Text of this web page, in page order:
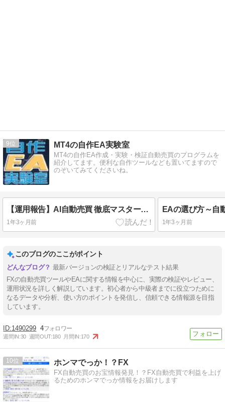
9 MT4の自作EA実験室
MT4の自作EA作成・実験・検証自動売買のプログラムを
紹介してます。便利な自作ツールなども置いてますので
のぞいてみてくださいね。
【運用報告】AI自動売買 徹底マスター講座｜FX用EAフォワードテスト経過レポート
1年3ヶ月前 1年3ヶ月前
このブログのここがポイント
最新バージョンの検証とリアルなテスト結果
FXの自動売買ツールやEAに関する情報を中心に、実際の検証やレビュー、
運用状況を詳しく解説しています。初心者から中級者までに役立つために
なるデータや分析、使い方のポイントを発信し、信頼できる情報源を目指
しています。
1490299 4
週間IN:30 週間OUT:180 月間IN:170
10 ホンマでっか！？FX
FX自動売買のお宝情報発見！？FX自動売買で利益を上げ
るためのホンマでっか情報をお届けします